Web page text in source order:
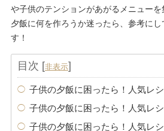
や子供のテンションがあがるメニュー
夕飯に何を作ろうか迷ったら、参考に
す！
目次 [非表示]
子供の夕飯に困ったら！人気レ
子供の夕飯に困ったら！人気レ
子供の夕飯に困ったら！人気レ